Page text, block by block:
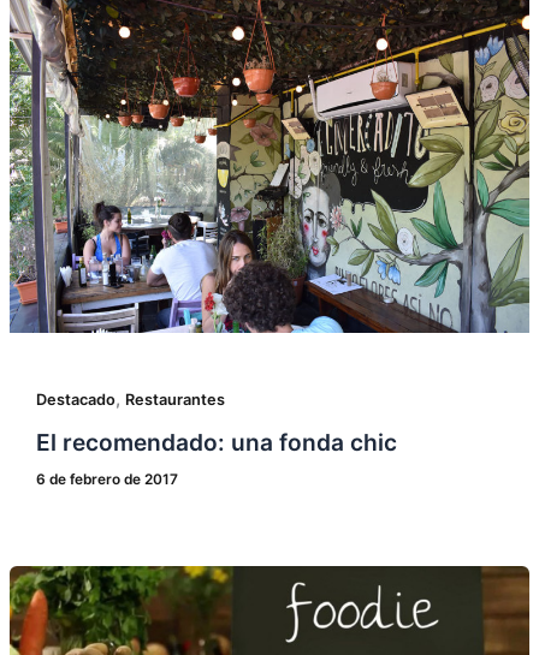
Destacado, Restaurantes
El recomendado: una fonda chic
6 de febrero de 2017